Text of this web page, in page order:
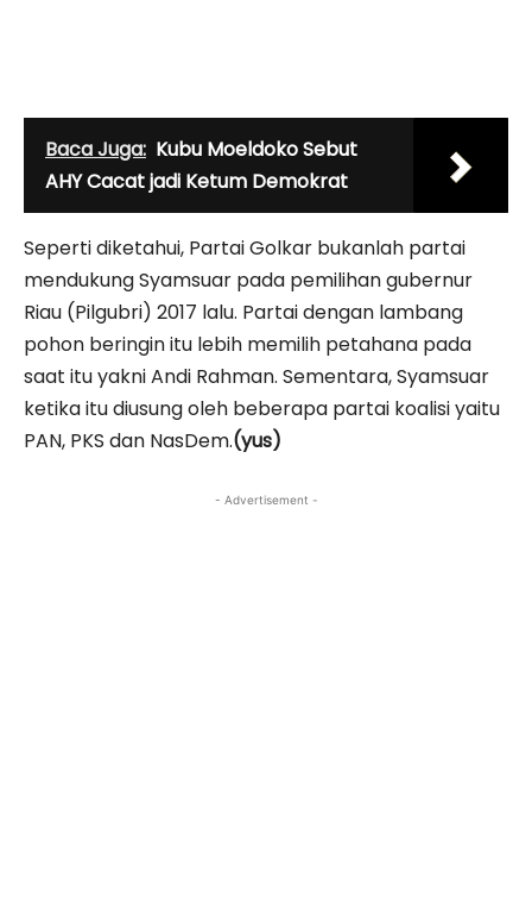
Baca Juga: Kubu Moeldoko Sebut
AHY Cacat jadi Ketum Demokrat
Seperti diketahui, Partai Golkar bukanlah partai
mendukung Syamsuar pada pemilihan gubernur
Riau (Pilgubri) 2017 lalu. Partai dengan lambang
pohon beringin itu lebih memilih petahana pada
saat itu yakni Andi Rahman. Sementara, Syamsuar
ketika itu diusung oleh beberapa partai koalisi yaitu
PAN, PKS dan NasDem.(yus)
- Advertisement -